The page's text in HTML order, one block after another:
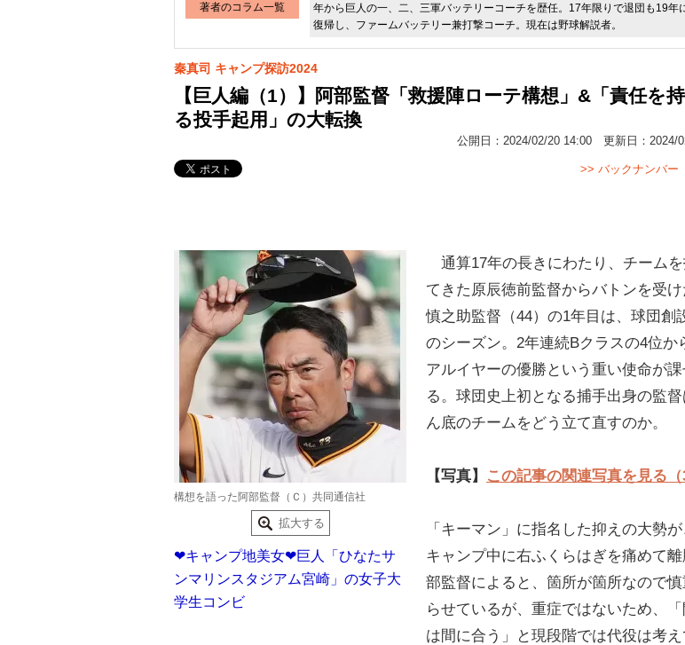
著者のコラム一覧
年から巨人の一、二、三軍バッテリーコーチを歴任。17年限りで退団も19年
復帰し、ファームバッテリー兼打撃コーチ。現在は野球解説者。
秦真司 キャンプ探訪2024
【巨人編（1）】阿部監督「救援陣ローテ構想」&「責任を
る投手起用」の大転換
公開日： 2024/02/20 14:00 更新日： 2024/
>> バックナンバー
構想を語った阿部監督（Ｃ）共同通信社
拡大する
❤キャンプ地美女❤巨人「ひなたサ
ンマリンスタジアム宮崎」の女子大
学生コンビ
通算17年の長きにわたり、チームを
てきた原辰徳前監督からバトンを受
慎之助監督（44）の1年目は、球団創
のシーズン。2年連続Bクラスの4位か
アルイヤーの優勝という重い使命が
る。球団史上初となる捕手出身の監
ん底のチームをどう立て直すのか。
【写真】 この記事の関連写真を見る（
「キーマン」に指名した抑えの大勢
キャンプ中に右ふくらはぎを痛めて
部監督によると、箇所が箇所なので
らせているが、重症ではないため、
は間に合う」と現段階では代役は考